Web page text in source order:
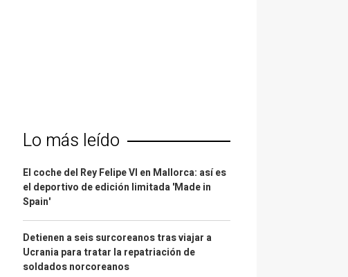
Lo más leído
El coche del Rey Felipe VI en Mallorca: así es
el deportivo de edición limitada 'Made in
Spain'
Detienen a seis surcoreanos tras viajar a
Ucrania para tratar la repatriación de
soldados norcoreanos